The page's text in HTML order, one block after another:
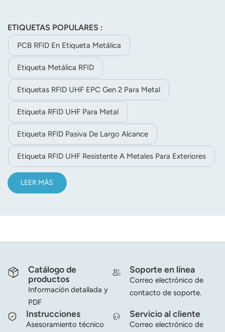
ETIQUETAS POPULARES :
PCB RFID En Etiqueta Metálica
Etiqueta Metálica RFID
Etiquetas RFID UHF EPC Gen 2 Para Metal
Etiqueta RFID UHF Para Metal
Etiqueta RFID Pasiva De Largo Alcance
Etiqueta RFID UHF Resistente A Metales Para Exteriores
LEER MÁS
Catálogo de
productos
Información detallada y
PDF
Soporte en línea
Correo electrónico de
contacto de soporte.
Instrucciones
Asesoramiento técnico
Servicio al cliente
Correo electrónico de